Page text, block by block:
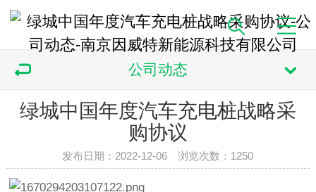
公司动态
绿城中国年度汽车充电桩战略采
购协议
发布日期：2022-12-06 浏览次数： 1250